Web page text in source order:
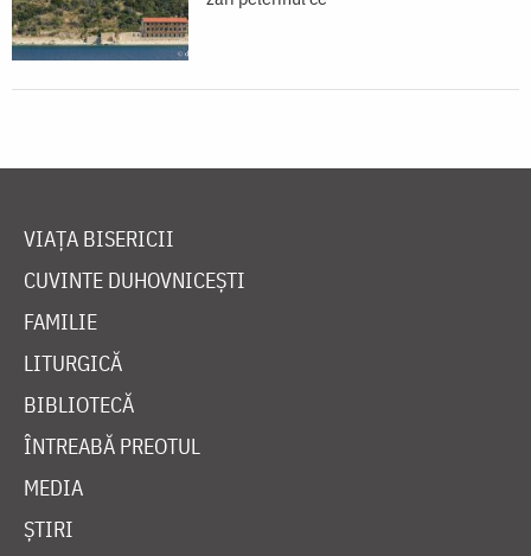
VIAȚA BISERICII
CUVINTE DUHOVNICEȘTI
FAMILIE
LITURGICĂ
BIBLIOTECĂ
ÎNTREABĂ PREOTUL
MEDIA
ȘTIRI